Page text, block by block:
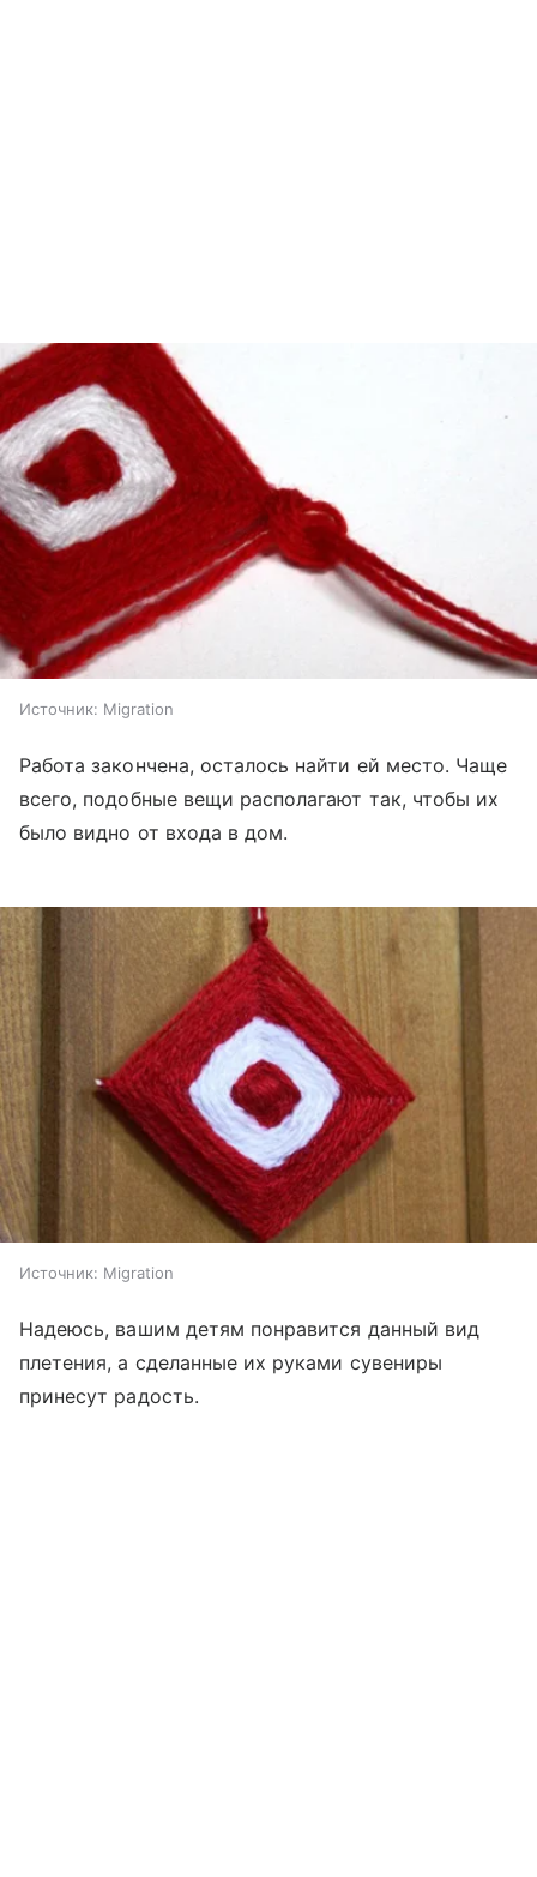
Источник: Migration
Работа закончена, осталось найти ей место. Чаще
всего, подобные вещи располагают так, чтобы их
было видно от входа в дом.
Источник: Migration
Надеюсь, вашим детям понравится данный вид
плетения, а сделанные их руками сувениры
принесут радость.